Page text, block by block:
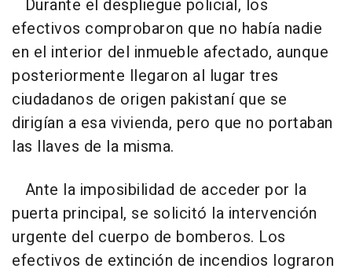
Durante el despliegue policial, los
efectivos comprobaron que no había nadie
en el interior del inmueble afectado, aunque
posteriormente llegaron al lugar tres
ciudadanos de origen pakistaní que se
dirigían a esa vivienda, pero que no portaban
las llaves de la misma.
Ante la imposibilidad de acceder por la
puerta principal, se solicitó la intervención
urgente del cuerpo de bomberos. Los
efectivos de extinción de incendios lograron